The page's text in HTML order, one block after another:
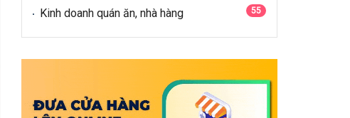
Kinh doanh quán ăn, nhà hàng 55